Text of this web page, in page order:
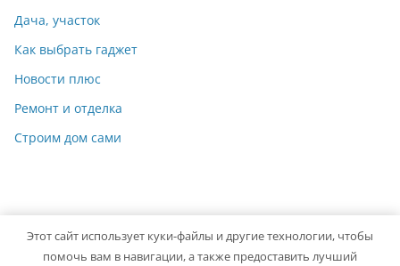
Дача, участок
Как выбрать гаджет
Новости плюс
Ремонт и отделка
Строим дом сами
Copyright © 2026 Мастер на Все Руки. Powered byColorMag
Этот сайт использует куки-файлы и другие технологии, чтобы
помочь вам в навигации, а также предоставить лучший